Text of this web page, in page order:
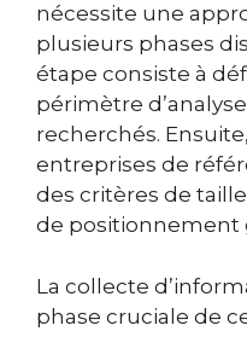
nécessite une
plusieurs phases
étape consiste à
périmètre
recherchés.
entreprises de
des critères de
de positionnement
La collecte
phase cruciale de